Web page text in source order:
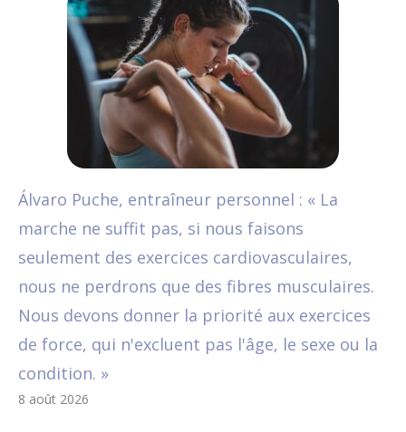
Álvaro Puche, entraîneur personnel : « La
marche ne suffit pas, si nous faisons
seulement des exercices cardiovasculaires,
nous ne perdrons que des fibres musculaires.
Nous devons donner la priorité aux exercices
de force, qui n'excluent pas l'âge, le sexe ou la
condition. »
8 août 2026